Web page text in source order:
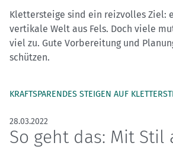
Klettersteige sind ein reizvolles Ziel:
vertikale Welt aus Fels. Doch viele
viel zu. Gute Vorbereitung und
schützen.
KRAFTSPARENDES STEIGEN AUF
28.03.2022
So geht das: Mit Stil